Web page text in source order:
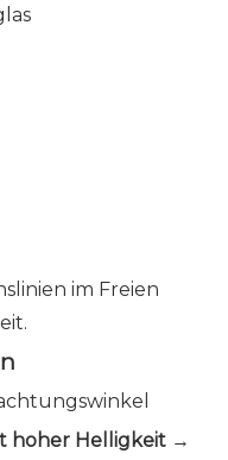
im Freien
hoher Helligkeit →